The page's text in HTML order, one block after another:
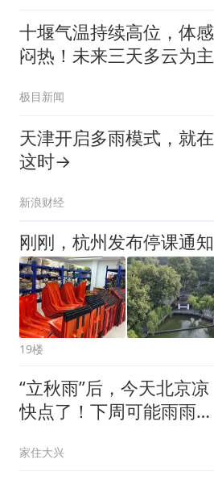
十堰气温持续高位，体感
闷热！未来三天多云为主
极目新闻
天津开启多雨模式，就在
这时→
新浪财经
19楼
“立秋雨”后，今天北京凉
快点了！下周可能雨雨雨
家住大兴